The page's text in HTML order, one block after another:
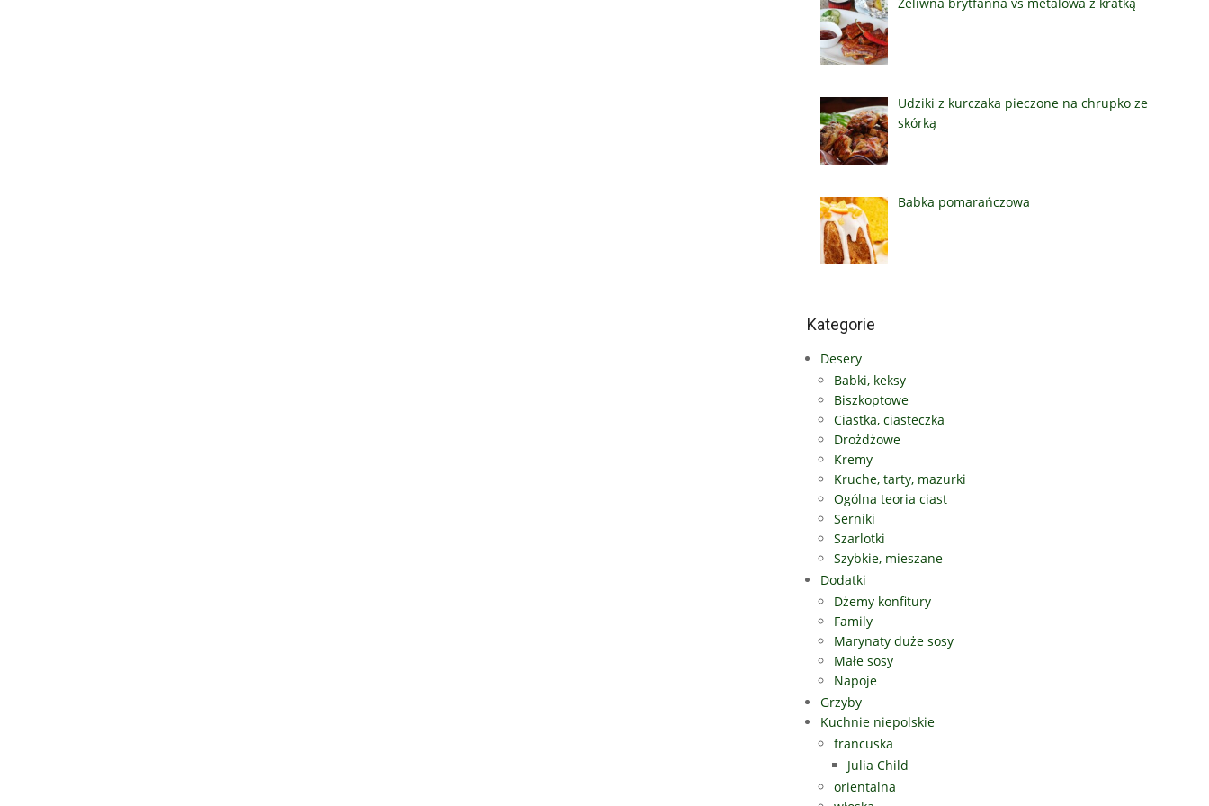
Udziki z kurczaka pieczone na chrupko ze
skórką
Babka pomarańczowa
Kategorie
Desery
Babki, keksy
Biszkoptowe
Ciastka, ciasteczka
Drożdżowe
Kremy
Kruche, tarty, mazurki
Ogólna teoria ciast
Serniki
Szarlotki
Szybkie, mieszane
Dodatki
Dżemy konfitury
Family
Marynaty duże sosy
Małe sosy
Napoje
Grzyby
Kuchnie niepolskie
francuska
Julia Child
orientalna